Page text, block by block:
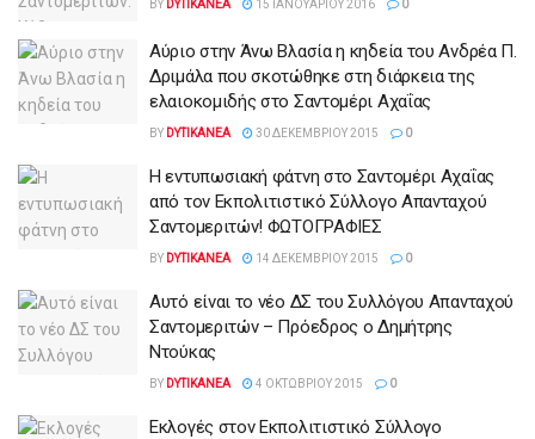
BY DYTIKANEA 15 ΙΑΝΟΥΑΡΊΟΥ 2016 0
Αύριο στην Άνω Βλασία η κηδεία του Ανδρέα Π.
Δριμάλα που σκοτώθηκε στη διάρκεια της
ελαιοκομιδής στο Σαντομέρι Αχαΐας
BY DYTIKANEA 30 ΔΕΚΕΜΒΡΊΟΥ 2015 0
Η εντυπωσιακή φάτνη στο Σαντομέρι Αχαΐας
από τον Εκπολιτιστικό Σύλλογο Απανταχού
Σαντομεριτών! ΦΩΤΟΓΡΑΦΙΕΣ
BY DYTIKANEA 14 ΔΕΚΕΜΒΡΊΟΥ 2015 0
Αυτό είναι το νέο ΔΣ του Συλλόγου Απανταχού
Σαντομεριτών – Πρόεδρος ο Δημήτρης
Ντούκας
BY DYTIKANEA 4 ΟΚΤΩΒΡΊΟΥ 2015 0
Εκλογές στον Εκπολιτιστικό Σύλλογο